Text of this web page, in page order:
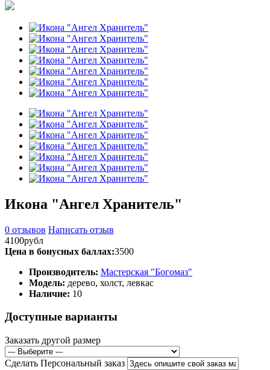
Икона "Ангел Хранитель"
0 отзывов Написать отзыв
4100рубл
Цена в бонусных баллах:3500
Производитель: Мастерская "Богомаз"
Модель: дерево, холст, левкас
Наличие: 10
Доступные варианты
Заказать другой размер
Сделать Персональный заказ